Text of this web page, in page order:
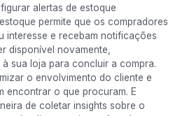
alertas de estoque
permite que os compradores
interesse e recebam notificações
disponível novamente,
sua loja para concluir a compra.
o envolvimento do cliente e
encontrar o que procuram. E
de coletar insights sobre o